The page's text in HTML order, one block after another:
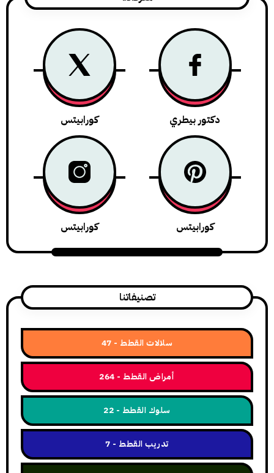
دكتور بيطري
سلالات القطط 47
أمراض القطط 264
22
تدريب القطط 7